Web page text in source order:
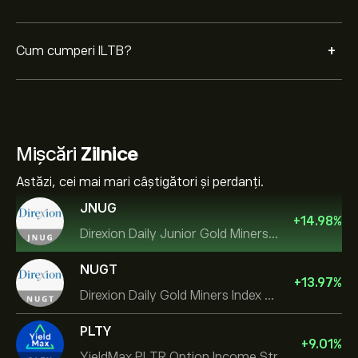
Cum cumperi ILTB? +
Mișcări Zilnice
Astăzi, cei mai mari câștigători și perdanți.
JNUG
Direxion Daily Junior Gold Miners Index Bull 2X ETF
+14.98%
NUGT
Direxion Daily Gold Miners Index Bull 2X ETF
+13.97%
PLTY
+9.01%